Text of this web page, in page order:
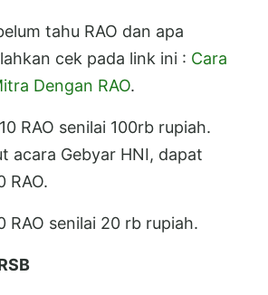
tahu RAO dan apa
cek pada link ini : Cara
Dengan RAO.
RAO senilai 100rb rupiah.
acara Gebyar HNI, dapat
RAO.
RAO senilai 20 rb rupiah.